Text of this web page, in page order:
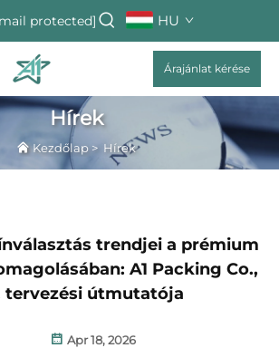
protected] HU
Árajánlat kérése
Hírek
Kezdőlap > Hírek
trendjei a prémium
A1 Packing Co.,
tervezési útmutatója
Apr 18, 2026